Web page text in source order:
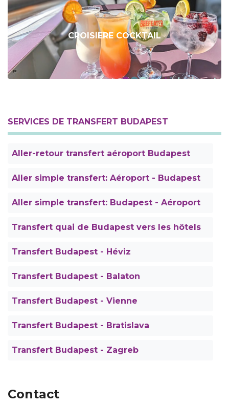
CROISIERE COCKTAIL
SERVICES DE TRANSFERT BUDAPEST
Aller-retour transfert aéroport Budapest
Aller simple transfert: Aéroport - Budapest
Aller simple transfert: Budapest - Aéroport
Transfert quai de Budapest vers les hôtels
Transfert Budapest - Héviz
Transfert Budapest - Balaton
Transfert Budapest - Vienne
Transfert Budapest - Bratislava
Transfert Budapest - Zagreb
Contact